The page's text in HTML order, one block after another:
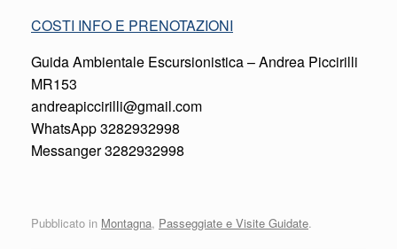
COSTI INFO E PRENOTAZIONI
Guida Ambientale Escursionistica – Andrea Piccirilli
MR153
andreapiccirilli@gmail.com
WhatsApp 3282932998
Messanger 3282932998
Pubblicato in Montagna, Passeggiate e Visite Guidate.